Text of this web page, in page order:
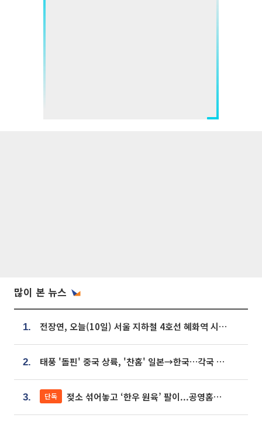
많이 본 뉴스
1. 전장연, 오늘(10일) 서울 지하철 4호선 혜화역 시위…1호선 용산역 무정차
2. 태풍 '돌핀' 중국 상륙, '찬홈' 일본→한국…각국 기상청 예상 경로는?
3. 단독 젖소 섞어놓고 ‘한우 원육’ 팔이...공영홈쇼핑 표기·검증 구멍